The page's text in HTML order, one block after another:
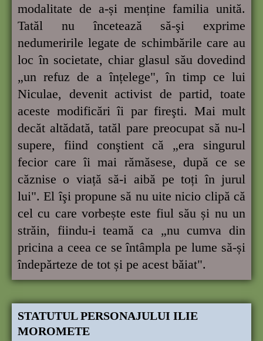
modalitate de a-și menține familia unită.
Tatăl nu încetează să-şi exprime
nedumeririle legate de schimbările care au
loc în societate, chiar glasul său dovedind
„un refuz de a înțelege", în timp ce lui
Niculae, devenit activist de partid, toate
aceste modificări îi par fireşti. Mai mult
decăt altădată, tatăl pare preocupat să nu-l
supere, fiind conştient că „era singurul
fecior care îi mai rămăsese, după ce se
căznise o viață să-i aibă pe toți în jurul
lui". El îşi propune să nu uite nicio clipă că
cel cu care vorbește este fiul său și nu un
străin, fiindu-i teamă ca „nu cumva din
pricina a ceea ce se întâmpla pe lume să-și
îndepărteze de tot și pe acest băiat".
STATUTUL PERSONAJULUI ILIE
MOROMETE